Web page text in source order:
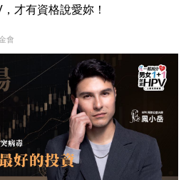
才有資格說愛妳！
會